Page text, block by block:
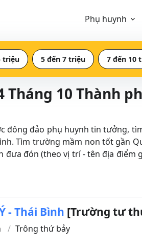
Phụ huynh
triệu 5 đến 7 triệu 7 đến 10
10 Thành
đông đảo phụ huynh tin tưởng,
Tìm trường mầm non tốt gần
đón (theo vị trí - tên địa điểm
- Thái Bình [Trường tư
Trông thứ bảy